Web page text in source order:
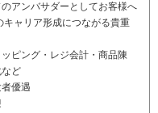
アンバサダーとしてお客様へ
ャリア形成につながる貴重
ピング・レジ会計・商品陳
ど
優遇